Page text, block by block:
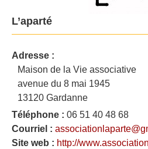
L’aparté
Adresse :
Maison de la Vie associative
avenue du 8 mai 1945
13120 Gardanne
Téléphone : 06 51 40 48 68
Courriel :
Site web : http://